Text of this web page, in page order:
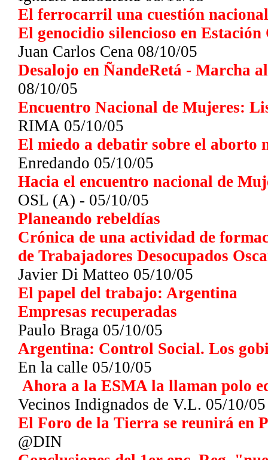
El ferrocarril una cuestión
El genocidio silencioso en
Juan Carlos Cena 08/10/05
Desalojo en ÑandeRetá - Marcha
08/10/05
Encuentro Nacional de Mujeres:
RIMA 05/10/05
El miedo a debatir sobre el aborto
Enredando 05/10/05
Hacia el encuentro nacional de
OSL (A) - 05/10/05
Planeando rebeldías
Crónica de una actividad de
de Trabajadores Desocupados
Javier Di Matteo 05/10/05
El papel del trabajo: Argentina
Empresas recuperadas
Paulo Braga 05/10/05
Argentina: Control Social. Los
En la calle 05/10/05
Ahora a la ESMA la llaman polo
Vecinos Indignados de V.L. 05/10/05
El Foro de la Tierra se reunirá en
@DIN